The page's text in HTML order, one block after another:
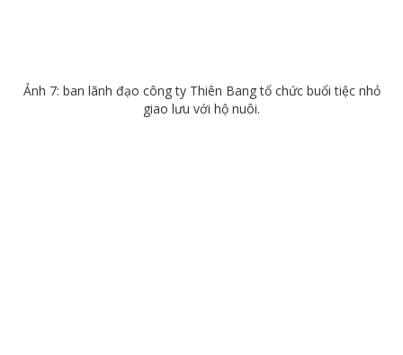
Ảnh 7: ban lãnh đạo công ty Thiên Bang tổ chức buổi tiệc nhỏ
giao lưu với hộ nuôi.